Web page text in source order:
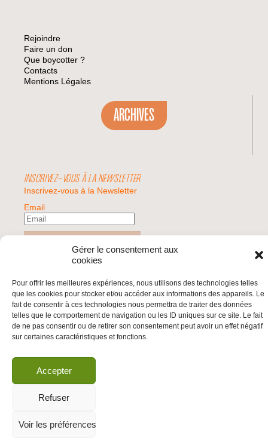
Gérer le consentement aux
cookies
Pour offrir les meilleures expériences, nous utilisons des technologies telles
que les cookies pour stocker et/ou accéder aux informations des appareils. Le
fait de consentir à ces technologies nous permettra de traiter des données
telles que le comportement de navigation ou les ID uniques sur ce site. Le fait
de ne pas consentir ou de retirer son consentement peut avoir un effet négatif
sur certaines caractéristiques et fonctions.
Accepter
Refuser
Voir les préférences
Rejoindre
Faire un don
Que boycotter ?
Contacts
Mentions Légales
ARCHIVES
INSCRIVEZ-VOUS À LA NEWSLETTER
Inscrivez-vous à la Newsletter
Email
© 2026 | BDS France | Boycott Désinvestissement Sanctions, la réponse
citoyenne et non-violente à l'impunité d'Israël |